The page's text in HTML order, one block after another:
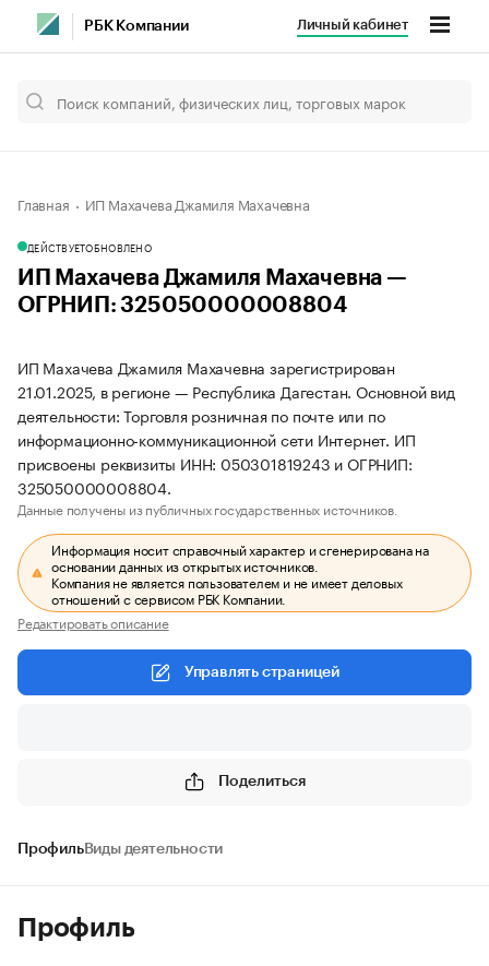
РБК Компании Личный кабинет
Главная ИП Махачева Джамиля Махачевна
ДЕЙСТВУЕТОБНОВЛЕНО
ИП Махачева Джамиля Махачевна —
ОГРНИП: 325050000008804
ИП Махачева Джамиля Махачевна зарегистрирован
21.01.2025, в регионе — Республика Дагестан. Основной вид
деятельности: Торговля розничная по почте или по
информационно-коммуникационной сети Интернет. ИП
присвоены реквизиты ИНН: 050301819243 и ОГРНИП:
325050000008804.
Данные получены из публичных государственных источников.
Информация носит справочный характер и сгенерирована на
основании данных из открытых источников.
Компания не является пользователем и не имеет деловых
отношений с сервисом РБК Компании.
Редактировать описание
Управлять страницей
Поделиться
ПрофильВиды деятельности
Профиль